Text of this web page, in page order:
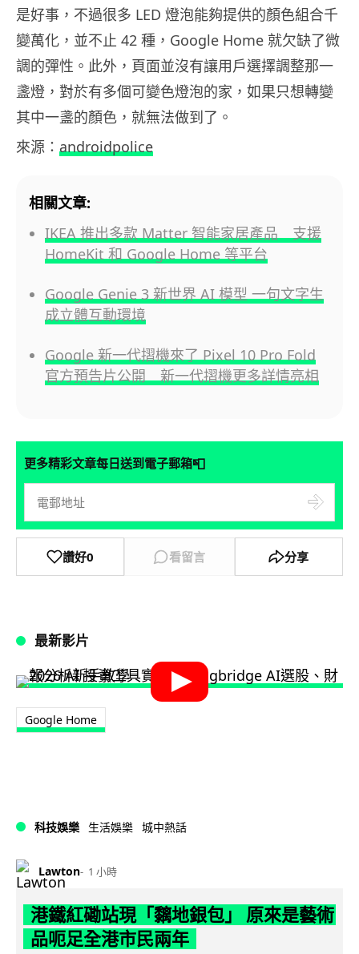
是好事，不過很多 LED 燈泡能夠提供的顏色組合千
變萬化，並不止 42 種，Google Home 就欠缺了微
調的彈性。此外，頁面並沒有讓用戶選擇調整那一
盞燈，對於有多個可變色燈泡的家，如果只想轉變
其中一盞的顏色，就無法做到了。
來源： androidpolice
相關文章:
IKEA 推出多款 Matter 智能家居產品 支援
HomeKit 和 Google Home 等平台
Google Genie 3 新世界 AI 模型 一句文字生
成立體互動環境
Google 新一代摺機來了 Pixel 10 Pro Fold
官方預告片公開 新一代摺機更多詳情亮相
更多精彩文章每日送到電子郵箱📮
讚好0 看留言 分享
最新影片
Google Home
科技娛樂 生活娛樂 城中熱話
Lawton 1 小時
港鐵紅磡站現「黐地銀包」 原來是藝術
品呃足全港市民兩年